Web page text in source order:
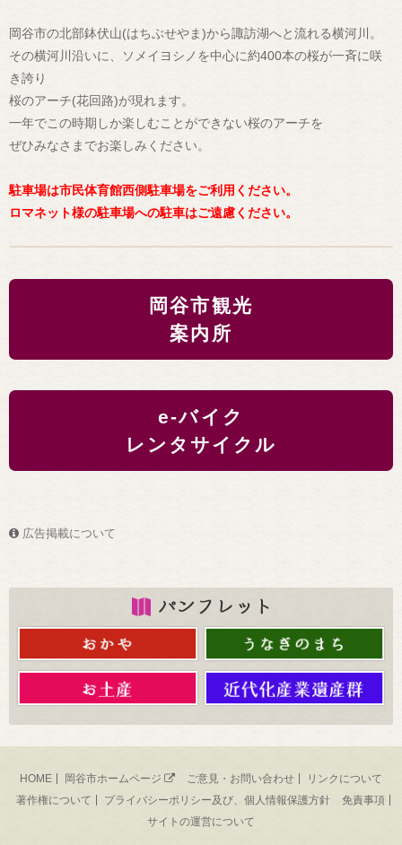
岡谷市の北部鉢伏山(はちぶせやま)から諏訪湖へと流れる横河川。
その横河川沿いに、ソメイヨシノを中心に約400本の桜が一斉に咲
き誇り
桜のアーチ(花回路)が現れます。
一年でこの時期しか楽しむことができない桜のアーチを
ぜひみなさまでお楽しみください。
駐車場は市民体育館西側駐車場をご利用ください。
ロマネット様の駐車場への駐車はご遠慮ください。
岡谷市観光
案内所
e-バイク
レンタサイクル
広告掲載について
HOME 岡谷市ホームページ ご意見・お問い合わせ
リンクについて
著作権について
プライバシーポリシー及び、個人情報保護方針
免責事項
サイトの運営について